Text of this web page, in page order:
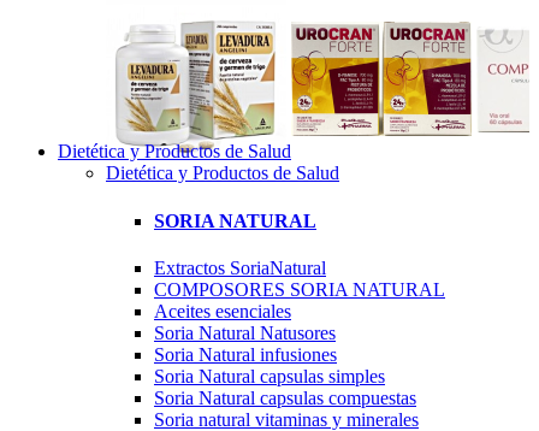
Dietética y Productos de Salud
Dietética y Productos de Salud
SORIA NATURAL
Extractos SoriaNatural
COMPOSORES SORIA NATURAL
Aceites esenciales
Soria Natural Natusores
Soria Natural infusiones
Soria Natural capsulas simples
Soria Natural capsulas compuestas
Soria natural vitaminas y minerales